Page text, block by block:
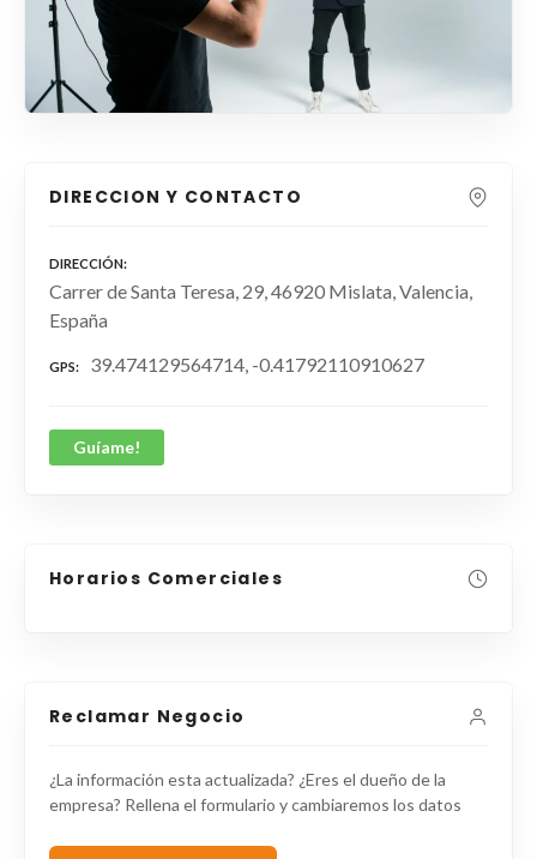
DIRECCION Y CONTACTO
DIRECCIÓN
Carrer de Santa Teresa, 29, 46920 Mislata, Valencia,
España
GPS 39.474129564714, -0.41792110910627
Guíame!
Horarios Comerciales
Reclamar Negocio
¿La información esta actualizada? ¿Eres el dueño de la
empresa? Rellena el formulario y cambiaremos los datos